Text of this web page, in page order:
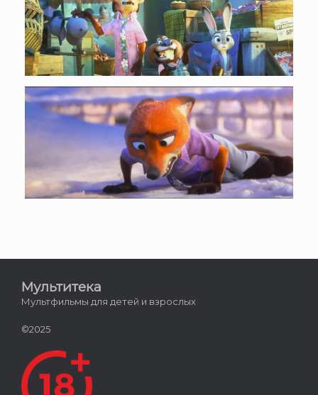
Мультитека
Мультфильмы для детей и взрослых
©2025